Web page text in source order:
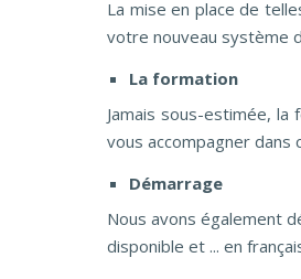
La mise en place de
votre nouveau système
La formation
Jamais sous-estimée,
vous accompagner
Démarrage
Nous avons également
disponible et ... en